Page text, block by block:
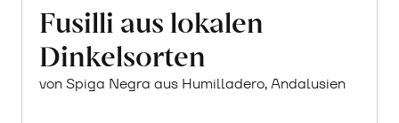
Fusilli aus lokalen
Dinkelsorten
von Spiga Negra aus Humilladero, Andalusien